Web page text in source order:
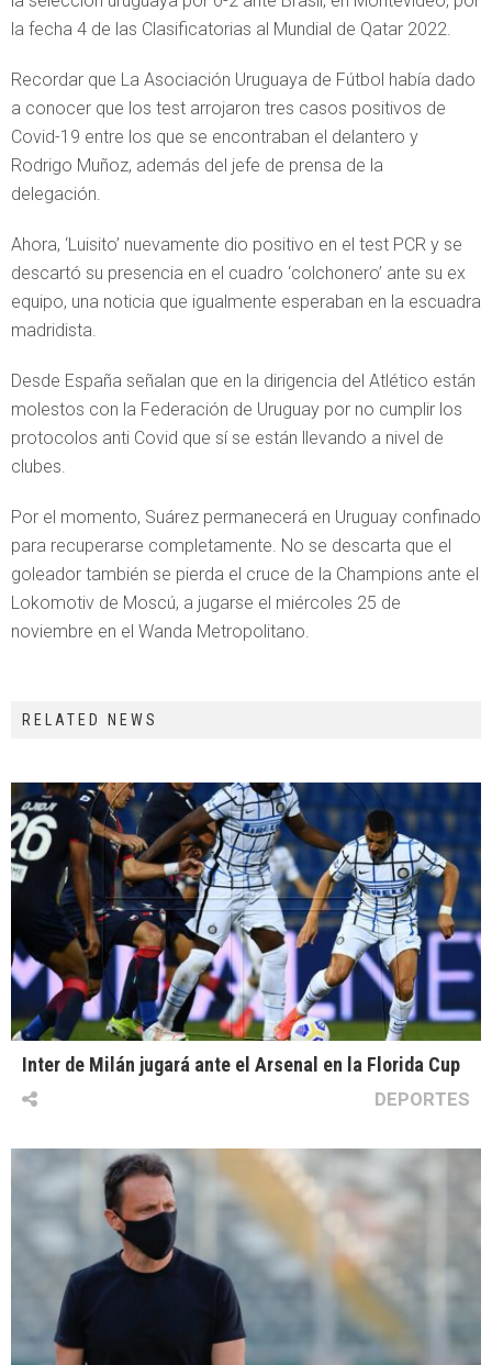
la fecha 4 de las Clasificatorias al Mundial de Qatar 2022.
Recordar que La Asociación Uruguaya de Fútbol había dado
a conocer que los test arrojaron tres casos positivos de
Covid-19 entre los que se encontraban el delantero y
Rodrigo Muñoz, además del jefe de prensa de la
delegación.
Ahora, ‘Luisito’ nuevamente dio positivo en el test PCR y se
descartó su presencia en el cuadro ‘colchonero’ ante su ex
equipo, una noticia que igualmente esperaban en la escuadra
madridista.
Desde España señalan que en la dirigencia del Atlético están
molestos con la Federación de Uruguay por no cumplir los
protocolos anti Covid que sí se están llevando a nivel de
clubes.
Por el momento, Suárez permanecerá en Uruguay confinado
para recuperarse completamente. No se descarta que el
goleador también se pierda el cruce de la Champions ante el
Lokomotiv de Moscú, a jugarse el miércoles 25 de
noviembre en el Wanda Metropolitano.
RELATED NEWS
Inter de Milán jugará ante el Arsenal en la Florida Cup
DEPORTES